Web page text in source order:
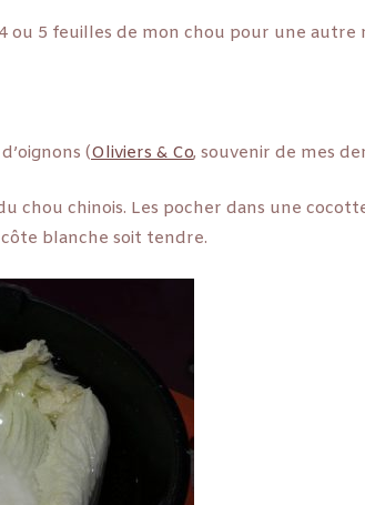
4 ou 5 feuilles de mon chou pour une autre
(Oliviers & Co, souvenir de mes
chou chinois. Les pocher dans une
blanche soit tendre.